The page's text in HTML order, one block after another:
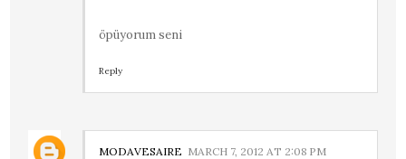
öpüyorum seni
Reply
MODAVESAIRE MARCH 7, 2012 AT 2:08 PM